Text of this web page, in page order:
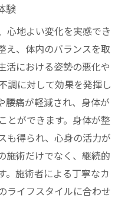
験
心地よい変化を実感でき
え、体内のバランスを取
活における姿勢の悪化や
調に対して効果を発揮し
腰痛が軽減され、身体が
とができます。身体が整
も得られ、心身の活力が
施術だけでなく、継続的
。施術者による丁寧なカ
ライフスタイルに合わせ